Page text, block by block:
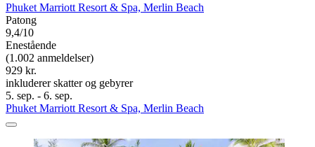
Phuket Marriott Resort & Spa, Merlin Beach
Patong
9,4/10
Enestående
(1.002 anmeldelser)
929 kr.
inkluderer skatter og gebyrer
5. sep. - 6. sep.
Phuket Marriott Resort & Spa, Merlin Beach